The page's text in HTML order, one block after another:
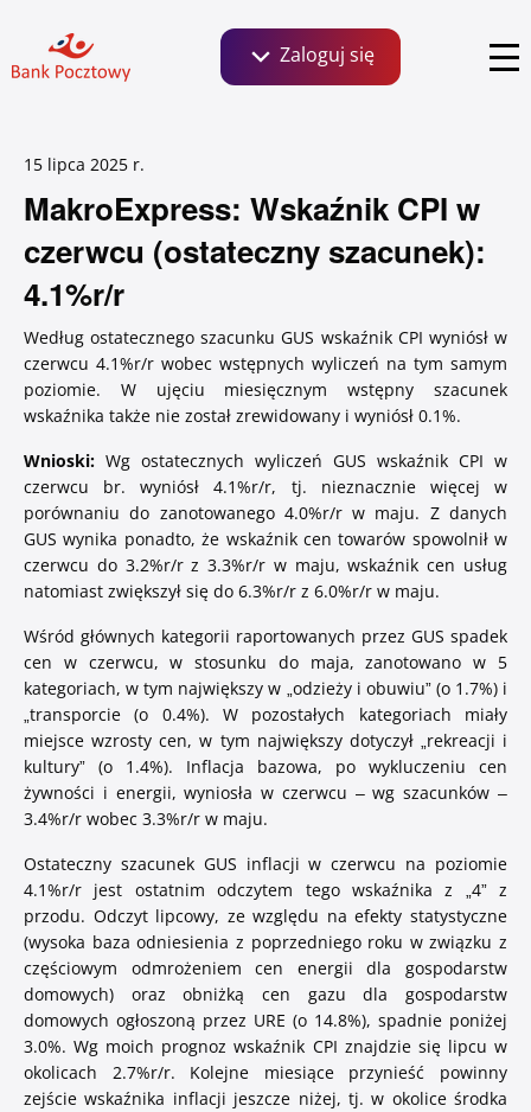
Zaloguj się
Bankowość dla Klientów detalicznych, małych
firm i agrobiznesu
Klientów instytucjonalnych i wspólnot
mieszkaniowych
Zaloguj się
Bankuj mobilnie. Aktywuj aplikację Pocztowy.
O bankowości mobilnej
MakroExpress Autorzy
Biuro prasowe
Serwis ekonomiczny
15 lipca 2025 r.
MakroExpress: Wskaźnik CPI w
czerwcu (ostateczny szacunek):
4.1%r/r
Według ostatecznego szacunku GUS wskaźnik CPI wyniósł w
czerwcu 4.1%r/r wobec wstępnych wyliczeń na tym samym
poziomie. W ujęciu miesięcznym wstępny szacunek
wskaźnika także nie został zrewidowany i wyniósł 0.1%.
Wnioski: Wg ostatecznych wyliczeń GUS wskaźnik CPI w
czerwcu br. wyniósł 4.1%r/r, tj. nieznacznie więcej w
porównaniu do zanotowanego 4.0%r/r w maju. Z danych
GUS wynika ponadto, że wskaźnik cen towarów spowolnił w
czerwcu do 3.2%r/r z 3.3%r/r w maju, wskaźnik cen usług
natomiast zwiększył się do 6.3%r/r z 6.0%r/r w maju.
Wśród głównych kategorii raportowanych przez GUS spadek
cen w czerwcu, w stosunku do maja, zanotowano w 5
kategoriach, w tym największy w „odzieży i obuwiu” (o 1.7%) i
„transporcie (o 0.4%). W pozostałych kategoriach miały
miejsce wzrosty cen, w tym największy dotyczył „rekreacji i
kultury” (o 1.4%). Inflacja bazowa, po wykluczeniu cen
żywności i energii, wyniosła w czerwcu – wg szacunków –
3.4%r/r wobec 3.3%r/r w maju.
Ostateczny szacunek GUS inflacji w czerwcu na poziomie
4.1%r/r jest ostatnim odczytem tego wskaźnika z „4” z
przodu. Odczyt lipcowy, ze względu na efekty statystyczne
(wysoka baza odniesienia z poprzedniego roku w związku z
częściowym odmrożeniem cen energii dla gospodarstw
domowych) oraz obniżką cen gazu dla gospodarstw
domowych ogłoszoną przez URE (o 14.8%), spadnie poniżej
3.0%. Wg moich prognoz wskaźnik CPI znajdzie się lipcu w
okolicach 2.7%r/r. Kolejne miesiące przynieść powinny
zejście wskaźnika inflacji jeszcze niżej, tj. w okolice środka